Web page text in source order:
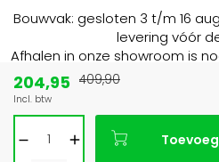
Bouwvak: gesloten 3 t/m 16
levering vóór
Afhalen in onze showroom is
204,95
Incl. btw
409,90